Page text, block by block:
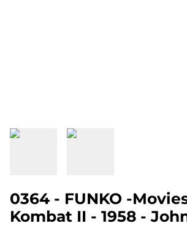
0364 - FUNKO -
Kombat II - 1958 -